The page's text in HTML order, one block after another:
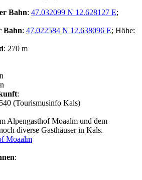
Bahn: 47.032099 N 12.628127 E;
Bahn: 47.022584 N 12.638096 E; Höhe:
: 270 m
:
(Tourismusinfo Kals)
Alpengasthof Moaalm und dem
diverse Gasthäuser in Kals.
Moaalm
: